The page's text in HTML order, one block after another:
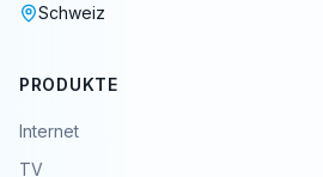
Schweiz
PRODUKTE
Internet
TV